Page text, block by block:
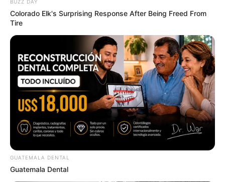
BUZZ DAY
Colorado Elk's Surprising Response After Being Freed From
Tire
GUATEMALA DENTAL
Guatemala Dental